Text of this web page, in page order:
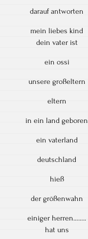
darauf antworten
mein liebes kind
dein vater ist
ein ossi
unsere großeltern
eltern
in ein land geboren
ein vaterland
deutschland
hieß
der größenwahn
einiger herren……..
hat uns